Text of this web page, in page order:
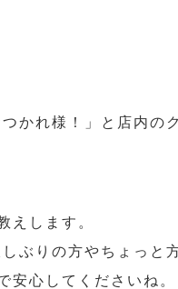
かれ様！」と店内の
えします。
ぶりの方やちょっと
心してくださいね